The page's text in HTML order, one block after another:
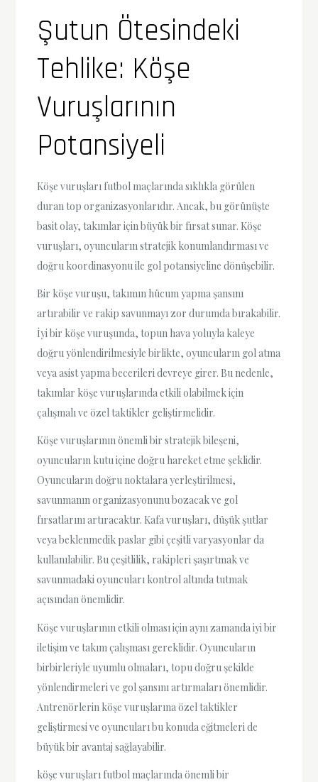
Şutun Ötesindeki
Tehlike: Köşe
Vuruşlarının
Potansiyeli
Köşe vuruşları futbol maçlarında sıklıkla görülen
duran top organizasyonlarıdır. Ancak, bu görünüşte
basit olay, takımlar için büyük bir fırsat sunar. Köşe
vuruşları, oyuncuların stratejik konumlandırması ve
doğru koordinasyonu ile gol potansiyeline dönüşebilir.
Bir köşe vuruşu, takımın hücum yapma şansını
artırabilir ve rakip savunmayı zor durumda bırakabilir.
İyi bir köşe vuruşunda, topun hava yoluyla kaleye
doğru yönlendirilmesiyle birlikte, oyuncuların gol atma
veya asist yapma becerileri devreye girer. Bu nedenle,
takımlar köşe vuruşlarında etkili olabilmek için
çalışmalı ve özel taktikler geliştirmelidir.
Köşe vuruşlarının önemli bir stratejik bileşeni,
oyuncuların kutu içine doğru hareket etme şeklidir.
Oyuncuların doğru noktalara yerleştirilmesi,
savunmanın organizasyonunu bozacak ve gol
fırsatlarını artıracaktır. Kafa vuruşları, düşük şutlar
veya beklenmedik paslar gibi çeşitli varyasyonlar da
kullanılabilir. Bu çeşitlilik, rakipleri şaşırtmak ve
savunmadaki oyuncuları kontrol altında tutmak
açısından önemlidir.
Köşe vuruşlarının etkili olması için aynı zamanda iyi bir
iletişim ve takım çalışması gereklidir. Oyuncuların
birbirleriyle uyumlu olmaları, topu doğru şekilde
yönlendirmeleri ve gol şansını artırmaları önemlidir.
Antrenörlerin köşe vuruşlarına özel taktikler
geliştirmesi ve oyuncuları bu konuda eğitmeleri de
büyük bir avantaj sağlayabilir.
köşe vuruşları futbol maçlarında önemli bir